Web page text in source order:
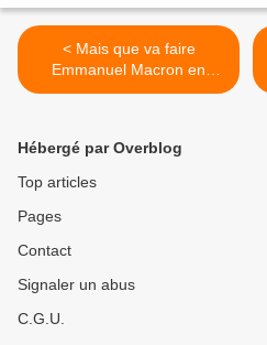
< Mais que va faire
Emmanuel Macron en
Algérie ?
Hébergé par Overblog
Top articles
Pages
Contact
Signaler un abus
C.G.U.